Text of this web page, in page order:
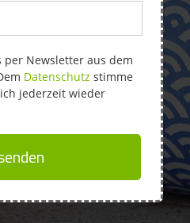
per Newsletter aus dem
Datenschutz stimme
jederzeit wieder